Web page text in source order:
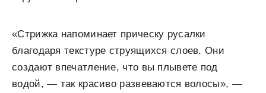
«Стрижка напоминает прическу русалки
благодаря текстуре струящихся слоев. Они
создают впечатление, что вы плывете под
водой, — так красиво развеваются волосы», —